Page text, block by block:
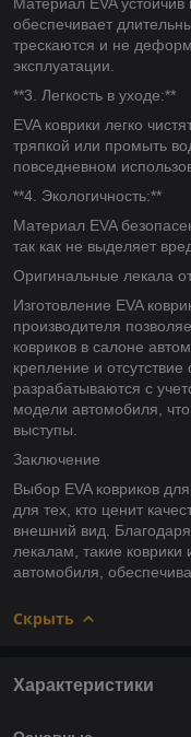
обеспечивает
трескаются и не
эксплуатации.
**3. Легкость в уходе:**
EVA коврики легко
тряпкой или промыть
повседневном
**4. Экологичность:**
Материал EVA
так как не выделяет
Оригинальные лекала
Изготовление EVA
производителя
ковриков в салоне
крепление и
разрабатываются с
модели автомобиля,
выступы.
Заключение
Выбор EVA ковриков
для тех, кто ценит
внешний вид.
лекалам, такие
автомобиля,
Скрыть
Характеристики